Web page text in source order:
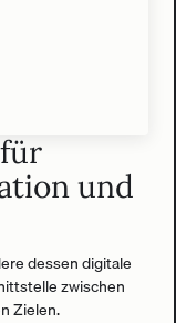
und
dessen digitale
zwischen
Zielen.